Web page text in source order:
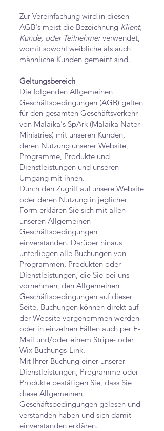
Zur Vereinfachung wird in diesen
AGB's meist die Bezeichnung Klient,
Kunde, oder Teilnehmerverwendet,
womit sowohl weibliche als auch
männliche Kunden gemeint sind.
Geltungsbereich
Die folgenden Allgemeinen
Geschäftsbedingungen (AGB) gelten
für den gesamten Geschäftsverkehr
von Malaika's SpArk (Malaika Nater
Ministries) mit unseren Kunden,
deren Nutzung unserer Website,
Programme, Produkte und
Dienstleistungen und unseren
Umgang mit ihnen.
Durch den Zugriff auf unsere Website
oder deren Nutzung in jeglicher
Form erklären Sie sich mit allen
unseren Allgemeinen
Geschäftsbedingungen
einverstanden. Darüber hinaus
unterliegen alle Buchungen von
Programmen, Produkten oder
Dienstleistungen, die Sie bei uns
vornehmen, den Allgemeinen
Geschäftsbedingungen auf dieser
Seite. Buchungen können direkt auf
der Website vorgenommen werden
oder in einzelnen Fällen auch per E-
Mail und/oder einem Stripe- oder
Wix Buchungs-Link.
Mit Ihrer Buchung einer unserer
Dienstleistungen, Programme oder
Produkte bestätigen Sie, dass Sie
diese Allgemeinen
Geschäftsbedingungen gelesen und
verstanden haben und sich damit
einverstanden erklären.